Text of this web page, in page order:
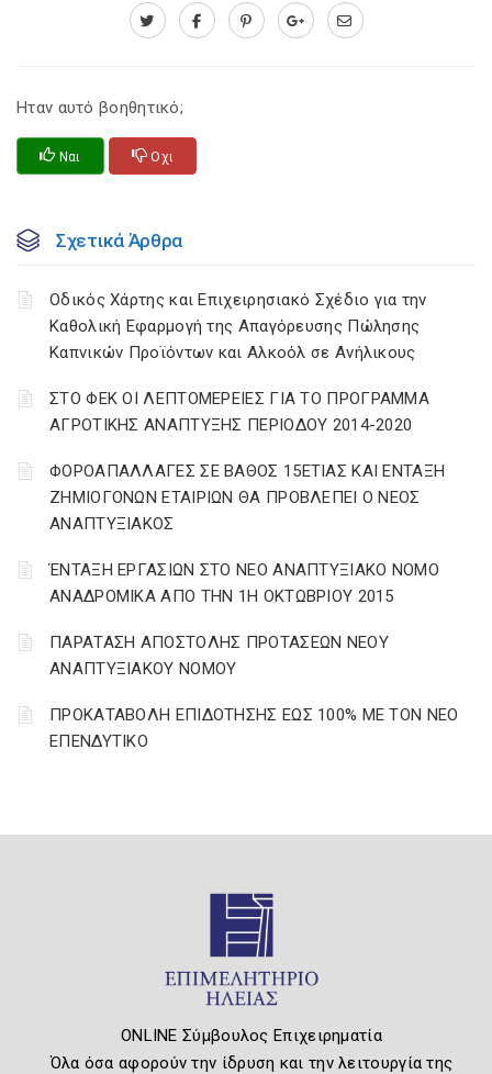
Ηταν αυτό βοηθητικό;
Ναι Οχι
Σχετικά Άρθρα
Οδικός Χάρτης και Επιχειρησιακό Σχέδιο για την
Καθολική Εφαρμογή της Απαγόρευσης Πώλησης
Καπνικών Προϊόντων και Αλκοόλ σε Ανήλικους
ΣΤΟ ΦΕΚ ΟΙ ΛΕΠΤΟΜΕΡΕΙΕΣ ΓΙΑ ΤΟ ΠΡΟΓΡΑΜΜΑ
ΑΓΡΟΤΙΚΗΣ ΑΝΑΠΤΥΞΗΣ ΠΕΡΙΟΔΟΥ 2014-2020
ΦΟΡΟΑΠΑΛΛΑΓΕΣ ΣΕ ΒΑΘΟΣ 15ΕΤΙΑΣ ΚΑΙ ΕΝΤΑΞΗ
ΖΗΜΙΟΓΟΝΩΝ ΕΤΑΙΡΙΩΝ ΘΑ ΠΡΟΒΛΕΠΕΙ Ο ΝΕΟΣ
ΑΝΑΠΤΥΞΙΑΚΟΣ
ΈΝΤΑΞΗ ΕΡΓΑΣΙΩΝ ΣΤΟ ΝΕΟ ΑΝΑΠΤΥΞΙΑΚΟ ΝΟΜΟ
ΑΝΑΔΡΟΜΙΚΑ ΑΠΟ ΤΗΝ 1Η ΟΚΤΩΒΡΙΟΥ 2015
ΠΑΡΑΤΑΣΗ ΑΠΟΣΤΟΛΗΣ ΠΡΟΤΑΣΕΩΝ ΝΕΟΥ
ΑΝΑΠΤΥΞΙΑΚΟΥ ΝΟΜΟΥ
ΠΡΟΚΑΤΑΒΟΛΗ ΕΠΙΔΟΤΗΣΗΣ ΕΩΣ 100% ΜΕ ΤΟΝ ΝΕΟ
ΕΠΕΝΔΥΤΙΚΟ
ONLINE Σύμβουλος Επιχειρηματία
Όλα όσα αφορούν την ίδρυση και την λειτουργία της